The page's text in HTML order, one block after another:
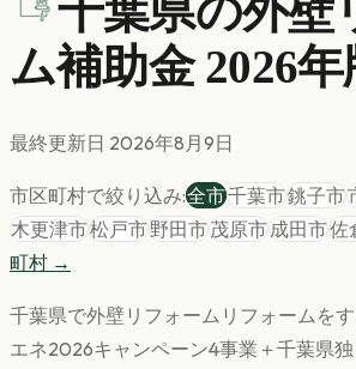
千葉県の外壁
ム補助金 2026年
最終更新日 2026年8月9日
市区町村で絞り込み:全市千葉市銚子市
木更津市松戸市野田市茂原市成田市佐
町村 →
千葉県で外壁リフォーム リフォームを
エネ2026キャンペーン4事業＋ 千葉県